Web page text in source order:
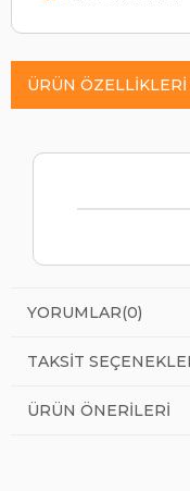
ÜRÜN ÖZELLIKLERI
YORUMLAR(0)
TAKSIT
ÜRÜN ÖNERILERI